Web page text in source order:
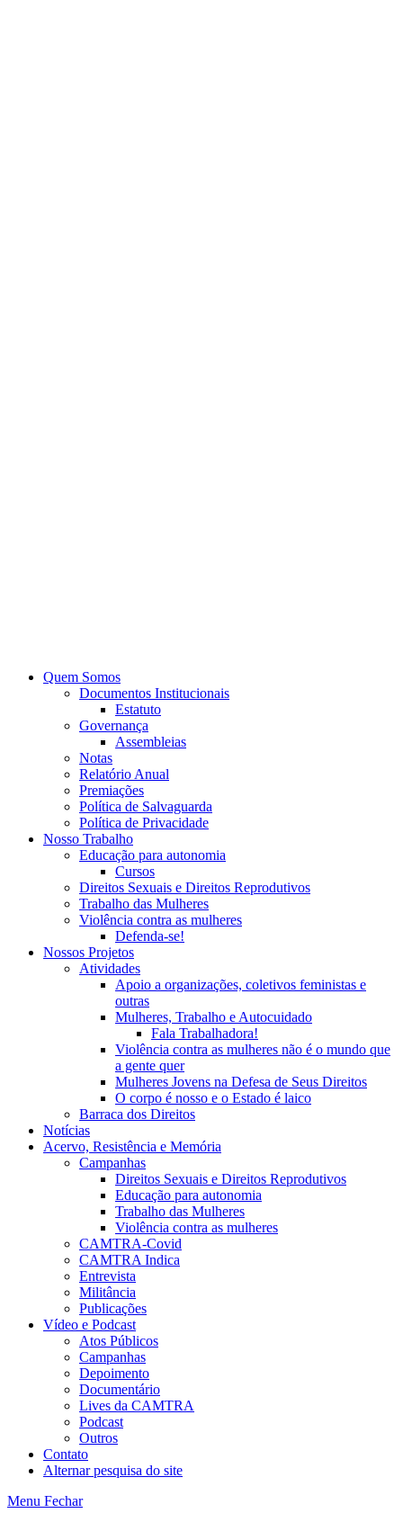
Quem Somos
Documentos Institucionais
Estatuto
Governança
Assembleias
Notas
Relatório Anual
Premiações
Política de Salvaguarda
Política de Privacidade
Nosso Trabalho
Educação para autonomia
Cursos
Direitos Sexuais e Direitos Reprodutivos
Trabalho das Mulheres
Violência contra as mulheres
Defenda-se!
Nossos Projetos
Atividades
Apoio a organizações, coletivos feministas e
outras
Mulheres, Trabalho e Autocuidado
Fala Trabalhadora!
Violência contra as mulheres não é o mundo que
a gente quer
Mulheres Jovens na Defesa de Seus Direitos
O corpo é nosso e o Estado é laico
Barraca dos Direitos
Notícias
Acervo, Resistência e Memória
Campanhas
Direitos Sexuais e Direitos Reprodutivos
Educação para autonomia
Trabalho das Mulheres
Violência contra as mulheres
CAMTRA-Covid
CAMTRA Indica
Entrevista
Militância
Publicações
Vídeo e Podcast
Atos Públicos
Campanhas
Depoimento
Documentário
Lives da CAMTRA
Podcast
Outros
Contato
Alternar pesquisa do site
Menu Fechar